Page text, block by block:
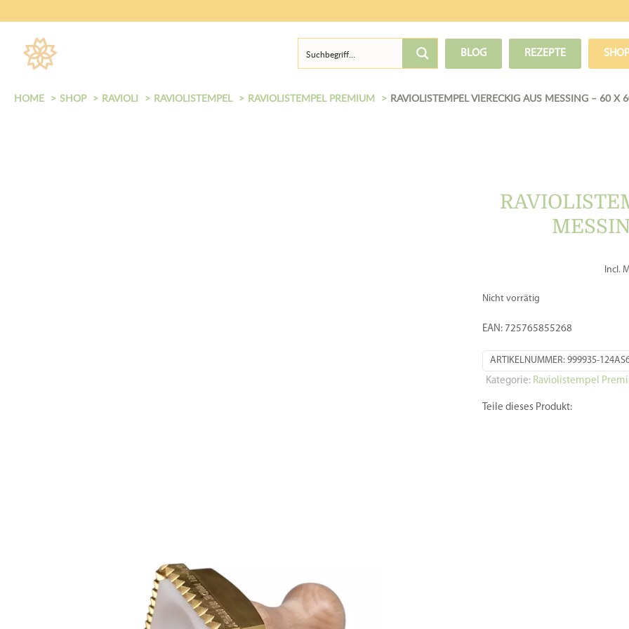
BLOG REZEPTE
HOME SHOP RAVIOLI RAVIOLISTEMPEL RAVIOLISTEMPEL PREMIUM RAVIOLISTEMPEL VIERECKIG AUS MESSING – 60 X
Incl.
Nicht vorrätig
EAN: 725765855268
ARTIKELNUMMER: 999935-
Kategorie: Raviolistempel
Teile dieses Produkt: